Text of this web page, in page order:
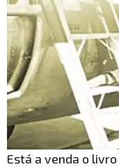
Está a venda o livro